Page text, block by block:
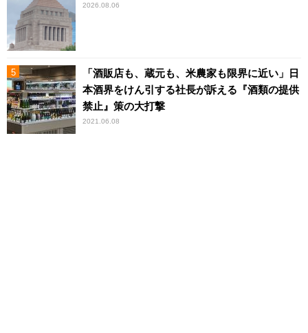
2026.08.06
「酒販店も、蔵元も、米農家も限界に近い」日
本酒界をけん引する社長が訴える『酒類の提供
禁止』策の大打撃
2021.06.08